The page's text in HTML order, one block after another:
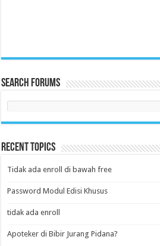
Search Forums
Recent Topics
Tidak ada enroll di bawah free
Password Modul Edisi Khusus
tidak ada enroll
Apoteker di Bibir Jurang Pidana?